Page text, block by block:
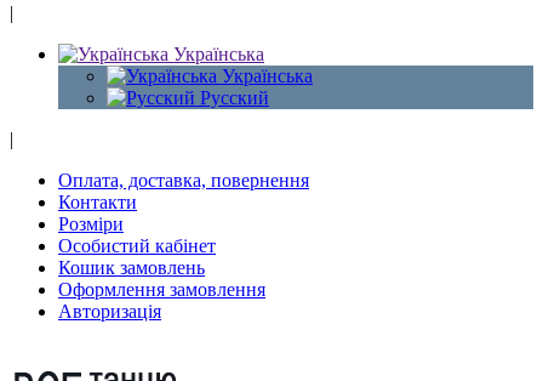
|
Українська
Українська
Русский
|
Оплата, доставка, повернення
Контакти
Розміри
Особистий кабінет
Кошик замовлень
Оформлення замовлення
Авторизація